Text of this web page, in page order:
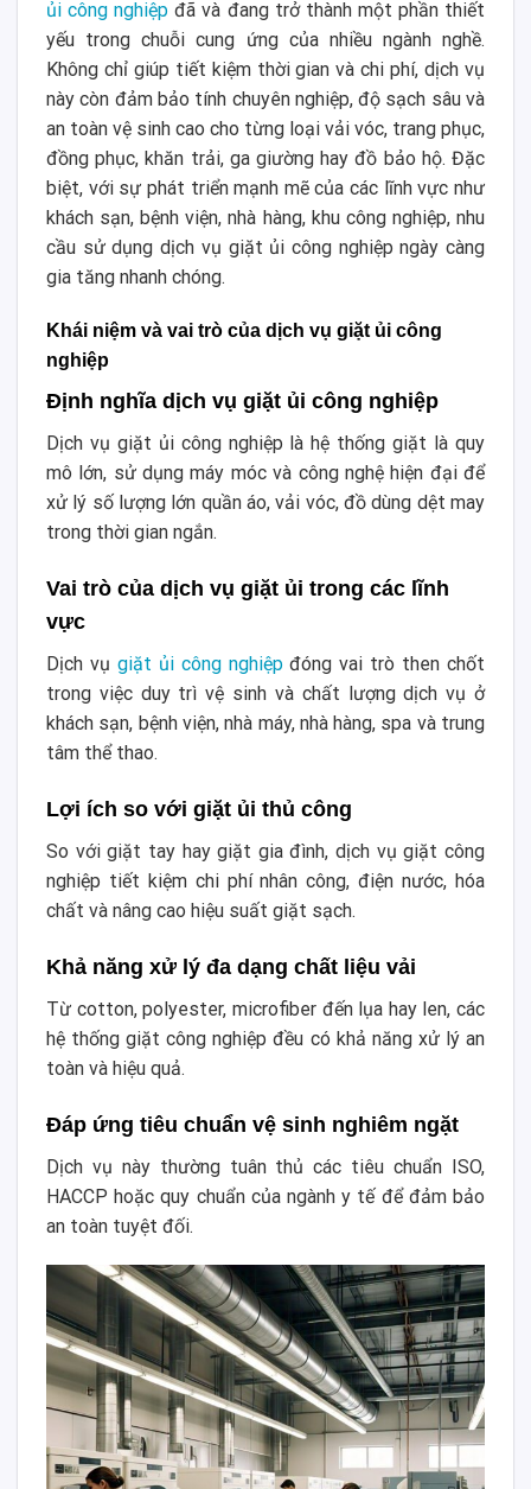
ủi công nghiệp đã và đang trở thành một phần thiết
yếu trong chuỗi cung ứng của nhiều ngành nghề.
Không chỉ giúp tiết kiệm thời gian và chi phí, dịch vụ
này còn đảm bảo tính chuyên nghiệp, độ sạch sâu và
an toàn vệ sinh cao cho từng loại vải vóc, trang phục,
đồng phục, khăn trải, ga giường hay đồ bảo hộ. Đặc
biệt, với sự phát triển mạnh mẽ của các lĩnh vực như
khách sạn, bệnh viện, nhà hàng, khu công nghiệp, nhu
cầu sử dụng dịch vụ giặt ủi công nghiệp ngày càng
gia tăng nhanh chóng.
Khái niệm và vai trò của dịch vụ giặt ủi công
nghiệp
Định nghĩa dịch vụ giặt ủi công nghiệp
Dịch vụ giặt ủi công nghiệp là hệ thống giặt là quy
mô lớn, sử dụng máy móc và công nghệ hiện đại để
xử lý số lượng lớn quần áo, vải vóc, đồ dùng dệt may
trong thời gian ngắn.
Vai trò của dịch vụ giặt ủi trong các lĩnh
vực
Dịch vụ giặt ủi công nghiệpđóng vai trò then chốt
trong việc duy trì vệ sinh và chất lượng dịch vụ ở
khách sạn, bệnh viện, nhà máy, nhà hàng, spa và trung
tâm thể thao.
Lợi ích so với giặt ủi thủ công
So với giặt tay hay giặt gia đình, dịch vụ giặt công
nghiệp tiết kiệm chi phí nhân công, điện nước, hóa
chất và nâng cao hiệu suất giặt sạch.
Khả năng xử lý đa dạng chất liệu vải
Từ cotton, polyester, microfiber đến lụa hay len, các
hệ thống giặt công nghiệp đều có khả năng xử lý an
toàn và hiệu quả.
Đáp ứng tiêu chuẩn vệ sinh nghiêm ngặt
Dịch vụ này thường tuân thủ các tiêu chuẩn ISO,
HACCP hoặc quy chuẩn của ngành y tế để đảm bảo
an toàn tuyệt đối.